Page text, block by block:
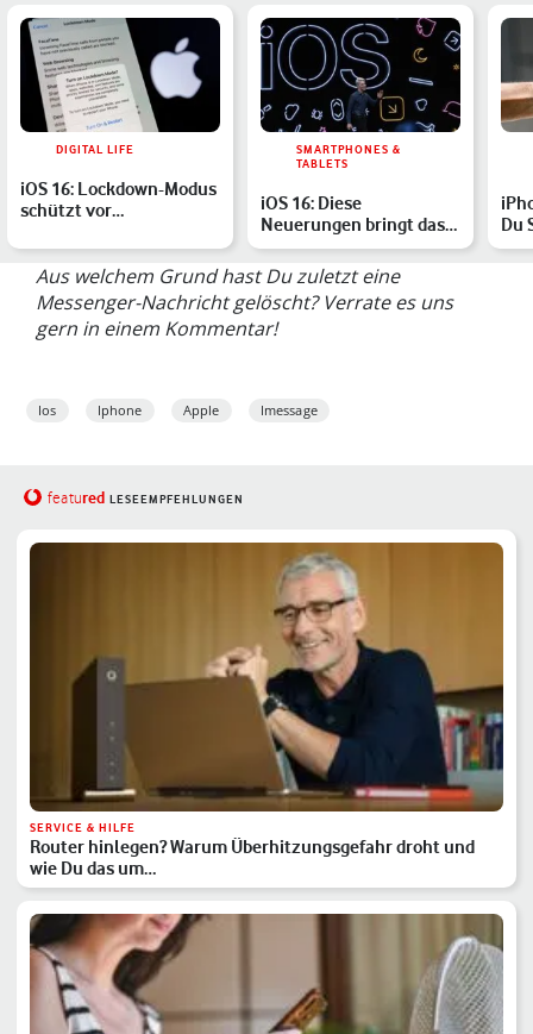
DIGITAL LIFE
iOS 16: Lockdown-Modus
schützt vor
funktio…
SMARTPHONES &
TABLETS
iOS 16: Diese
Neuerungen bringt das
Update auf Dein iPhone
Du
Aus welchem Grund hast Du zuletzt eine
Messenger-Nachricht gelöscht? Verrate es uns
gern in einem Kommentar!
Ios Iphone Apple Imessage
featured LESEEMPFEHLUNGEN
SERVICE & HILFE
Router hinlegen? Warum Überhitzungsgefahr droht und
wie Du das um…